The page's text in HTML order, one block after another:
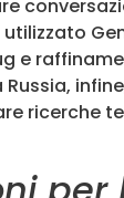
e
ricerche